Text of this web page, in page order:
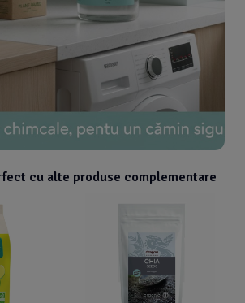
cu alte produse complementare